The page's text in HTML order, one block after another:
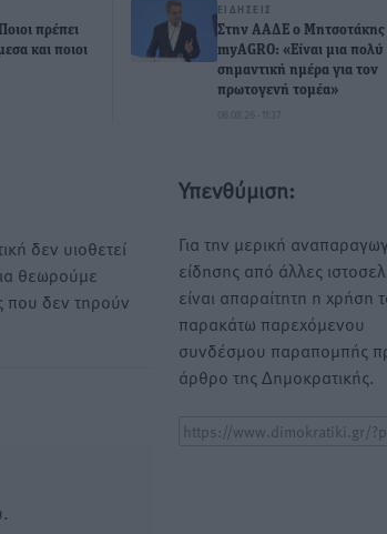
πρέπει
και ποιοι
ΕΙΔΉΣΕΙΣ
Στην ΑΑΔΕ ο Μητσοτάκης
myAGRO: «Είναι μια πολύ
σημαντική ημέρα για τον
πρωτογενή τομέα»
06.08.26 · 11:37
δεν υιοθετεί
θεωρούμε
που δεν τηρούν
Υπενθύμιση:
Για την μερική
είδησης από άλλες
είναι απαραίτητη η χρήση
παρακάτω παρεχόμενου
συνδέσμου παραπομπής
άρθρο της Δημοκρατικής.